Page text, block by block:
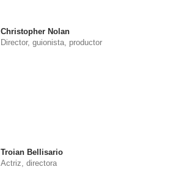
Christopher Nolan
Director, guionista, productor
Troian Bellisario
Actriz, directora